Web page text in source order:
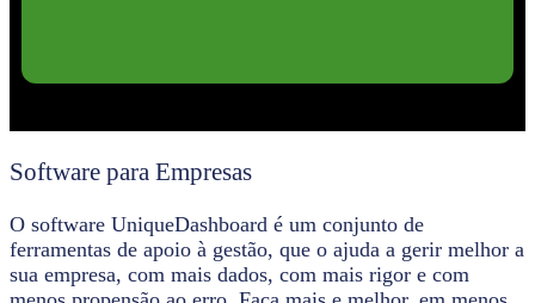
Software para Empresas
O software UniqueDashboard é um conjunto de
ferramentas de apoio à gestão, que o ajuda a gerir melhor a
sua empresa, com mais dados, com mais rigor e com